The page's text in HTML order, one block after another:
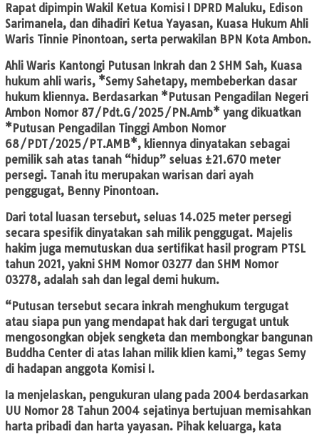
Rapat dipimpin Wakil Ketua Komisi I DPRD Maluku, Edison
Sarimanela, dan dihadiri Ketua Yayasan, Kuasa Hukum Ahli
Waris Tinnie Pinontoan, serta perwakilan BPN Kota Ambon.
Ahli Waris Kantongi Putusan Inkrah dan 2 SHM Sah, Kuasa
hukum ahli waris, *Semy Sahetapy, membeberkan dasar
hukum kliennya. Berdasarkan *Putusan Pengadilan Negeri
Ambon Nomor 87/Pdt.G/2025/PN.Amb* yang dikuatkan
*Putusan Pengadilan Tinggi Ambon Nomor
68/PDT/2025/PT.AMB*, kliennya dinyatakan sebagai
pemilik sah atas tanah “hidup” seluas ±21.670 meter
persegi. Tanah itu merupakan warisan dari ayah
penggugat, Benny Pinontoan.
Dari total luasan tersebut, seluas 14.025 meter persegi
secara spesifik dinyatakan sah milik penggugat. Majelis
hakim juga memutuskan dua sertifikat hasil program PTSL
tahun 2021, yakni SHM Nomor 03277 dan SHM Nomor
03278, adalah sah dan legal demi hukum.
“Putusan tersebut secara inkrah menghukum tergugat
atau siapa pun yang mendapat hak dari tergugat untuk
mengosongkan objek sengketa dan membongkar bangunan
Buddha Center di atas lahan milik klien kami,” tegas Semy
di hadapan anggota Komisi I.
Ia menjelaskan, pengukuran ulang pada 2004 berdasarkan
UU Nomor 28 Tahun 2004 sejatinya bertujuan memisahkan
harta pribadi dan harta yayasan. Pihak keluarga, kata